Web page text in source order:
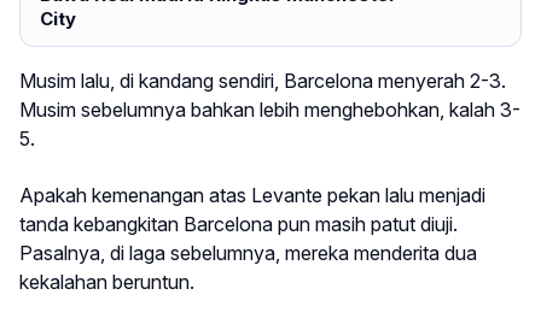
City
Musim lalu, di kandang sendiri, Barcelona menyerah 2-3.
Musim sebelumnya bahkan lebih menghebohkan, kalah 3-
5.
Apakah kemenangan atas Levante pekan lalu menjadi
tanda kebangkitan Barcelona pun masih patut diuji.
Pasalnya, di laga sebelumnya, mereka menderita dua
kekalahan beruntun.